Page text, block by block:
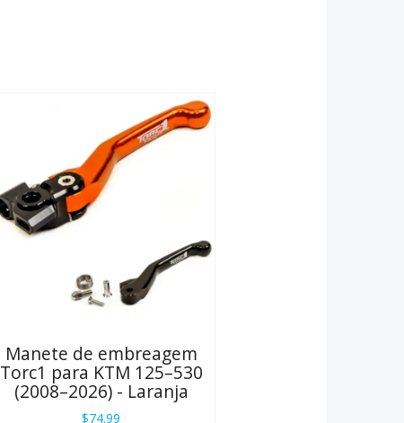
Manete de embreagem
Torc1 para KTM 125–530
(2008–2026) - Laranja
$74.99